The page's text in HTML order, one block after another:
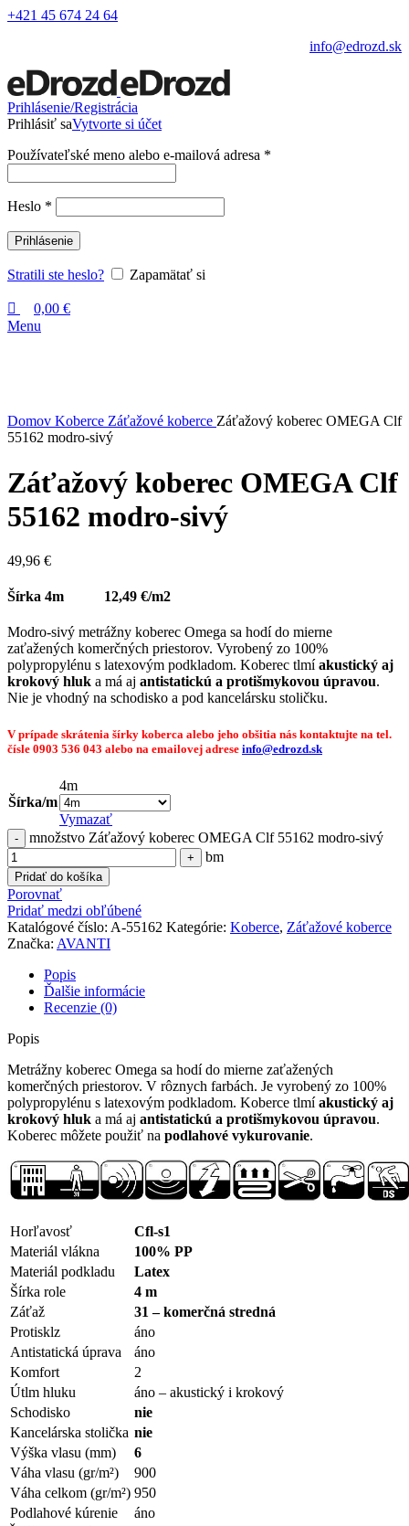
+421 45 674 24 64
info@edrozd.sk
Prihlásenie/Registrácia
Prihlásiť saVytvorte si účet
Používateľské meno alebo e-mailová adresa *
Heslo *
Prihlásenie
Stratili ste heslo? Zapamätať si
0,00 €
Menu
Domov Koberce Záťažové koberce Záťažový koberec OMEGA Clf
55162 modro-sivý
Záťažový koberec OMEGA Clf
55162 modro-sivý
49,96 €
Šírka 4m 12,49 €/m2
Modro-sivý metrážny koberec Omega sa hodí do mierne
zaťažených komerčných priestorov. Vyrobený zo 100%
polypropylénu s latexovým podkladom. Koberec tlmí akustický aj
krokový hluk a má aj antistatickú a protišmykovou úpravou.
Nie je vhodný na schodisko a pod kancelársku stoličku.
V prípade skrátenia šírky koberca alebo jeho obšitia nás kontaktujte na tel.
čísle 0903 536 043 alebo na emailovej adrese info@edrozd.sk
Šírka/m
4m
Vymazať
množstvo Záťažový koberec OMEGA Clf 55162 modro-sivý
bm
Pridať do košíka
Porovnať
Pridať medzi obľúbené
Katalógové číslo: A-55162 Kategórie: Koberce, Záťažové koberce
Značka: AVANTI
Popis
Ďalšie informácie
Recenzie (0)
Popis
Metrážny koberec Omega sa hodí do mierne zaťažených
komerčných priestorov. V rôznych farbách. Je vyrobený zo 100%
polypropylénu s latexovým podkladom. Koberce tlmíakustický aj
krokový hluk a má aj antistatickú a protišmykovou úpravou.
Koberec môžete použiť na podlahové vykurovanie.
Horľavosť
Cfl-s1
Materiál vlákna
100% PP
Materiál podkladu
Latex
Šírka role
4 m
Záťaž
31 – komerčná stredná
Protisklz
áno
Antistatická úprava
áno
Komfort
2
Útlm hluku
áno – akustický i krokový
Schodisko
nie
Kancelárska stolička nie
Výška vlasu (mm)
6
Váha vlasu (gr/m²)
900
Váha celkom (gr/m²) 950
Podlahové kúrenie
áno